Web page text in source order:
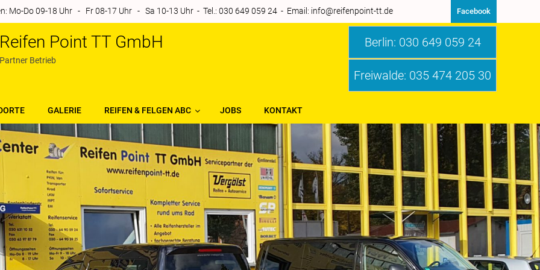
Mo-Do 09-18 Uhr - Fr 08-17 Uhr - Sa 10-13 Uhr - Tel.: 030 649 059 24 - Email: info@reifenpoint-tt.de Facebook
Reifen Point TT GmbH
Partner Betrieb
Berlin: 030 649 059 24
Freiwalde: 035 474 205 30
GALERIE REIFEN & FELGEN ABC JOBS KONTAKT